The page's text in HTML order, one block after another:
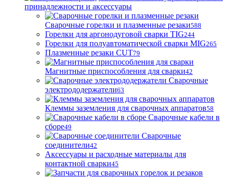
принадлежности и аксессуары
Сварочные горелки и плазменные резаки588
Горелки для аргонодуговой сварки TIG244
Горелки для полуавтоматической сварки MIG265
Плазменные резаки CUT79
Магнитные приспособления для сварки42
Сварочные
электрододержатели63
Клеммы заземления для сварочных аппаратов58
Сварочные кабели в
сборе49
Сварочные
соединители42
Аксессуары и расходные материалы для
контактной сварки45